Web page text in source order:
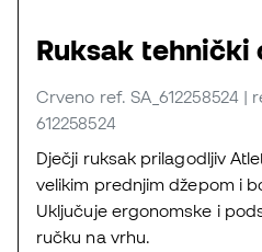
Ruksak tehnički
Crveno ref. SA_612258524 |
612258524
Dječji ruksak prilagodljiv
velikim prednjim džepom i
Uključuje ergonomske i
ručku na vrhu.